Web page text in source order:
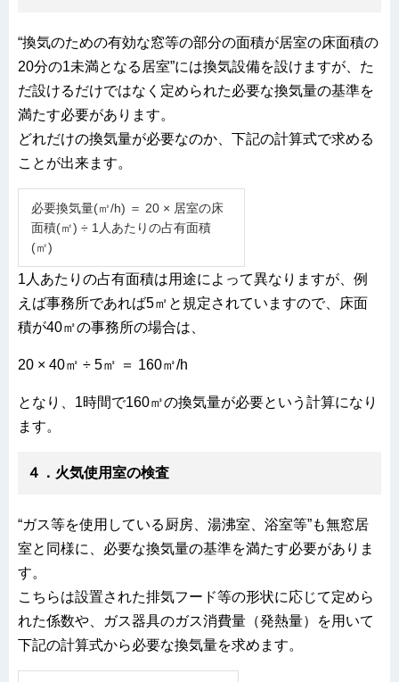
“換気のための有効な窓等の部分の面積が居室の床面積の
20分の1未満となる居室”には換気設備を設けますが、た
だ設けるだけではなく定められた必要な換気量の基準を
満たす必要があります。
どれだけの換気量が必要なのか、下記の計算式で求める
ことが出来ます。
必要換気量(㎥/h) ＝ 20 × 居室の床
面積(㎡) ÷ 1人あたりの占有面積
(㎡)
1人あたりの占有面積は用途によって異なりますが、例
えば事務所であれば5㎡と規定されていますので、床面
積が40㎡の事務所の場合は、
20 × 40㎡ ÷ 5㎡ ＝ 160㎥/h
となり、1時間で160㎥の換気量が必要という計算になり
ます。
４．火気使用室の検査
“ガス等を使用している厨房、湯沸室、浴室等”も無窓居
室と同様に、必要な換気量の基準を満たす必要がありま
す。
こちらは設置された排気フード等の形状に応じて定めら
れた係数や、ガス器具のガス消費量（発熱量）を用いて
下記の計算式から必要な換気量を求めます。